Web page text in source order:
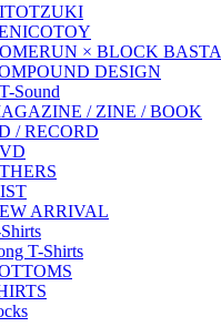
× BLOCK BASTA
DESIGN
Sound
/ ZINE / BOOK
/ RECORD
ARRIVAL
T-Shirts